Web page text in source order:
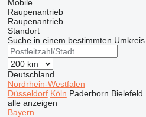
Mobile
Raupenantrieb
Raupenantrieb
Standort
Suche in einem bestimmten Umkreis
Deutschland
Nordrhein-Westfalen
Düsseldorf Köln Paderborn Bielefeld
alle anzeigen
Bayern